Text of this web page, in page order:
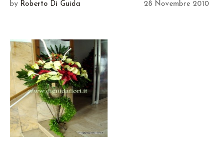
28 Novembre 2010
by Roberto Di Guida